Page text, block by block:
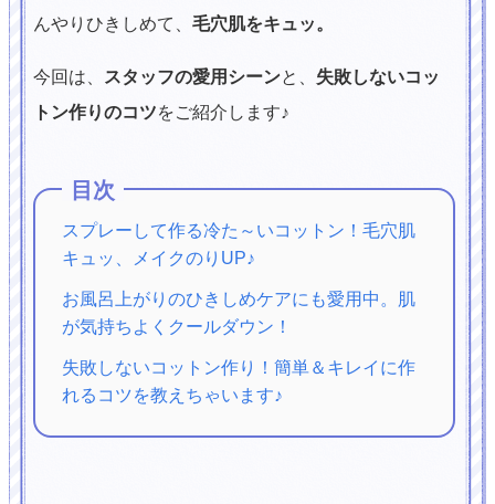
んやりひきしめて、 毛穴肌をキュッ。
今回は、 スタッフの愛用シーンと、 失敗しないコッ
トン作りのコツをご紹介します♪
目次
スプレーして作る冷た～いコットン！毛穴肌
キュッ、メイクのりUP♪
お風呂上がりのひきしめケアにも愛用中。肌
が気持ちよくクールダウン！
失敗しないコットン作り！簡単＆キレイに作
れるコツを教えちゃいます♪